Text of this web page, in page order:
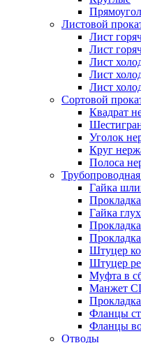
Листовой
Лист
Лист
Лист
Лист
Лист
Сортовой
Квадрат
Уголок
Круг
Полоса
Гайка
Гайка
Штуцер
Штуцер
Муфта в
Манжет
Фланцы
Фланцы
Отводы